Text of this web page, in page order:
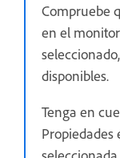
Compruebe
en el
disponibles.
Tenga en
Propiedades